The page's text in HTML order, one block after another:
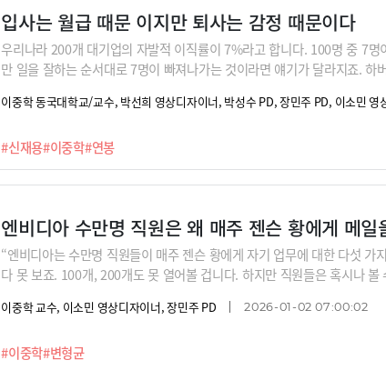
입사는 월급 때문 이지만 퇴사는 감정 때문이다
#신재용#이중학#연봉
우리나라 200개 대기업의 자발적 이직률이 7%라고 합니다. 100명 중 7
만 일을 잘하는 순서대로 7명이 빠져나가는 것이라면 얘기가 달라지죠. 하
울대 경영학과 교수는 앞으로 정서적 연봉이라는 개념이 점점 더 중요해질
작해야 한다는 거죠.
이중학 동국대학교/교수, 박선희 영상디자이너, 박성수 PD, 장민주 PD, 이소민 영
엔비디아 수만명 직원은 왜 매주 젠슨 황에게 메일
#이중학#변형균
“엔비디아는 수만명 직원들이 매주 젠슨 황에게 자기 업무에 대한 다섯 가
다 못 보죠. 100개, 200개도 못 열어볼 겁니다. 하지만 직원들은 혹시나
늘 현장을 읽는 것, 그리고 의미를 부여하는 것이라고 합니다.
이중학 교수, 이소민 영상디자이너, 장민주 PD 2026-01-02 07:00:02